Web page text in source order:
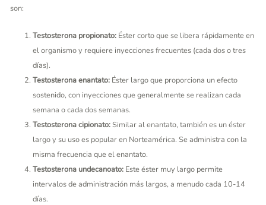
son:
Testosterona propionato: Éster corto que se libera rápidamente en
el organismo y requiere inyecciones frecuentes (cada dos o tres
días).
Testosterona enantato: Éster largo que proporciona un efecto
sostenido, con inyecciones que generalmente se realizan cada
semana o cada dos semanas.
Testosterona cipionato:Similar al enantato, también es un éster
largo y su uso es popular en Norteamérica. Se administra con la
misma frecuencia que el enantato.
Testosterona undecanoato: Este éster muy largo permite
intervalos de administración más largos, a menudo cada 10-14
días.